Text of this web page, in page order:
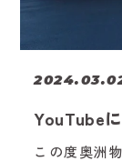
YouTube
この度奥洲